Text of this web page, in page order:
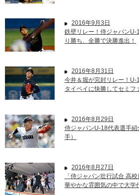
2016年9月3日
鉄壁リレー！侍ジャパン
り勝ち、全勝で決勝進出！
2016年8月31日
今井＆堀が完封リレー！U-
タイペイに快勝してセミフ
2016年8月29日
侍ジャパンU-18代表選手
手）
2016年8月27日
「侍ジャパン壮行試合 高
華やかな雰囲気の中で大学